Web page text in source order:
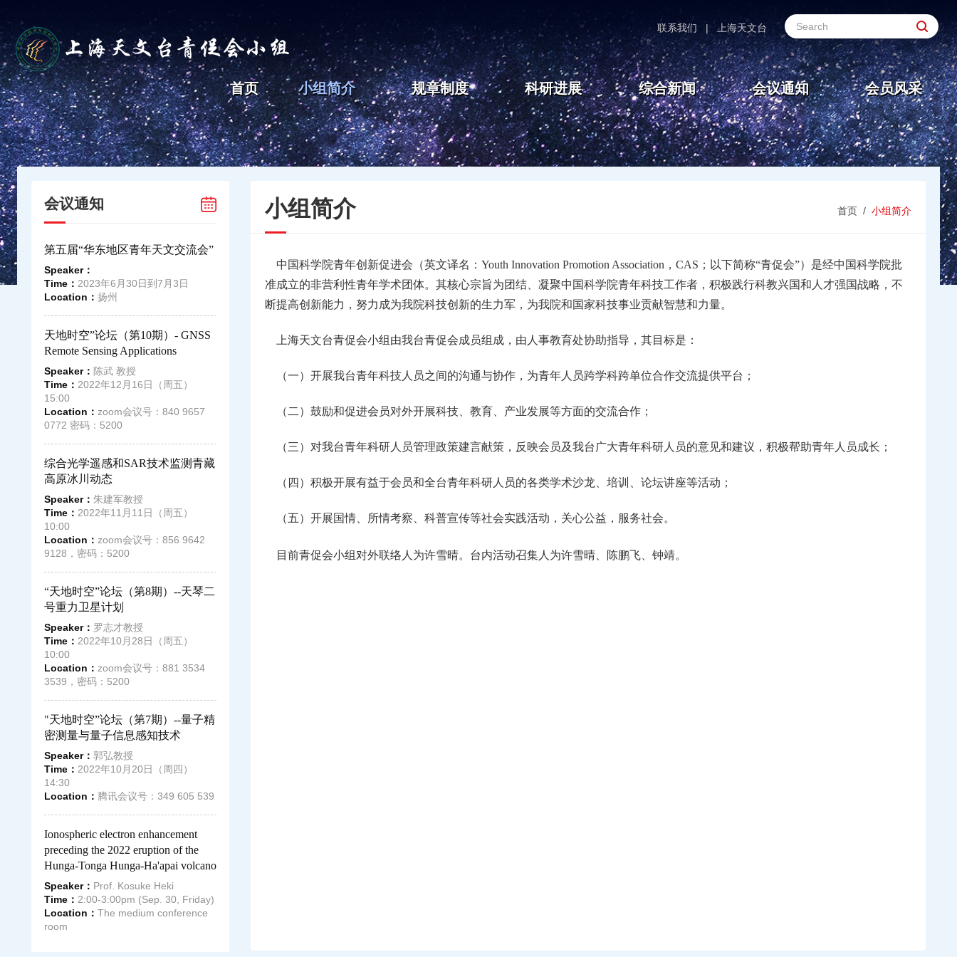
联系我们| 上海天文台
首页 小组简介 规章制度 科研进展 综合新闻 会议通知 会员风采
首页 / 小组简介
小组简介
中国科学院青年创新促进会（英文译名：Youth Innovation Promotion Association ，CAS ；以下简称“青促会”）是经中国科学院批
准成立的非营利性青年学术团体。其核心宗旨为团结、凝聚中国科学院青年科技工作者，积极践行科教兴国和人才强国战略，不
断提高创新能力，努力成为我院科技创新的生力军，为我院和国家科技事业贡献智慧和力量。
上海天文台青促会小组由我台青促会成员组成，由人事教育处协助指导，其目标是：
（一）开展我台青年科技人员之间的沟通与协作，为青年人员跨学科跨单位合作交流提供平台；
（二）鼓励和促进会员对外开展科技、教育、产业发展等方面的交流合作；
（三）对我台青年科研人员管理政策建言献策，反映会员及我台广大青年科研人员的意见和建议，积极帮助青年人员成长；
（四）积极开展有益于会员和全台青年科研人员的各类学术沙龙、培训、论坛讲座等活动；
（五）开展国情、所情考察、科普宣传等社会实践活动，关心公益，服务社会。
目前青促会小组对外联络人为许雪晴。台内活动召集人为许雪晴、陈鹏飞、钟靖。
会议通知
第五届“华东地区青年天文交流会”
Speaker：
Time： 2023年6月30日到7月3日
Location： 扬州
天地时空”论坛（第10期）- GNSS
Remote Sensing Applications
Speaker： 陈武 教授
Time： 2022年12月16日（周五）
15:00
Location： zoom会议号：840 9657
0772 密码：5200
综合光学遥感和SAR技术监测青藏
高原冰川动态
Speaker： 朱建军教授
Time： 2022年11月11日（周五）
10:00
Location： zoom会议号：856 9642
9128，密码：5200
“天地时空”论坛（第8期）--天琴二
号重力卫星计划
Speaker： 罗志才教授
Time： 2022年10月28日（周五）
10:00
Location： zoom会议号：881 3534
3539，密码：5200
"天地时空”论坛（第7期）--量子精
密测量与量子信息感知技术
Speaker： 郭弘教授
Time： 2022年10月20日（周四）
14:30
Location： 腾讯会议号：349 605 539
Ionospheric electron enhancement
preceding the 2022 eruption of the
Hunga-Tonga Hunga-Ha'apai volcano
Speaker： Prof. Kosuke Heki
Time： 2:00-3:00pm (Sep. 30, Friday)
Location： The medium conference
room